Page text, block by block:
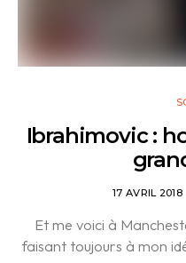
Ibrahimovic :
17 AVRIL 2018
Et me voici à
faisant toujours à mon